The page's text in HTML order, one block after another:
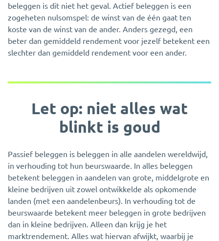
beleggen is dit niet het geval. Actief beleggen is een
zogeheten nulsomspel: de winst van de één gaat ten
koste van de winst van de ander. Anders gezegd, een
beter dan gemiddeld rendement voor jezelf betekent een
slechter dan gemiddeld rendement voor een ander.
Let op: niet alles wat
blinkt is goud
Passief beleggen is beleggen in alle aandelen wereldwijd,
in verhouding tot hun beurswaarde. In alles beleggen
betekent beleggen in aandelen van grote, middelgrote en
kleine bedrijven uit zowel ontwikkelde als opkomende
landen (met een aandelenbeurs). In verhouding tot de
beurswaarde betekent meer beleggen in grote bedrijven
dan in kleine bedrijven. Alleen dan krijg je het
marktrendement. Alles wat hiervan afwijkt, waarbij je